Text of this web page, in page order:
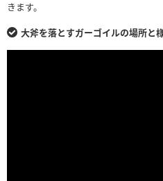
きます。
大斧を落とすガーゴイルの場所と